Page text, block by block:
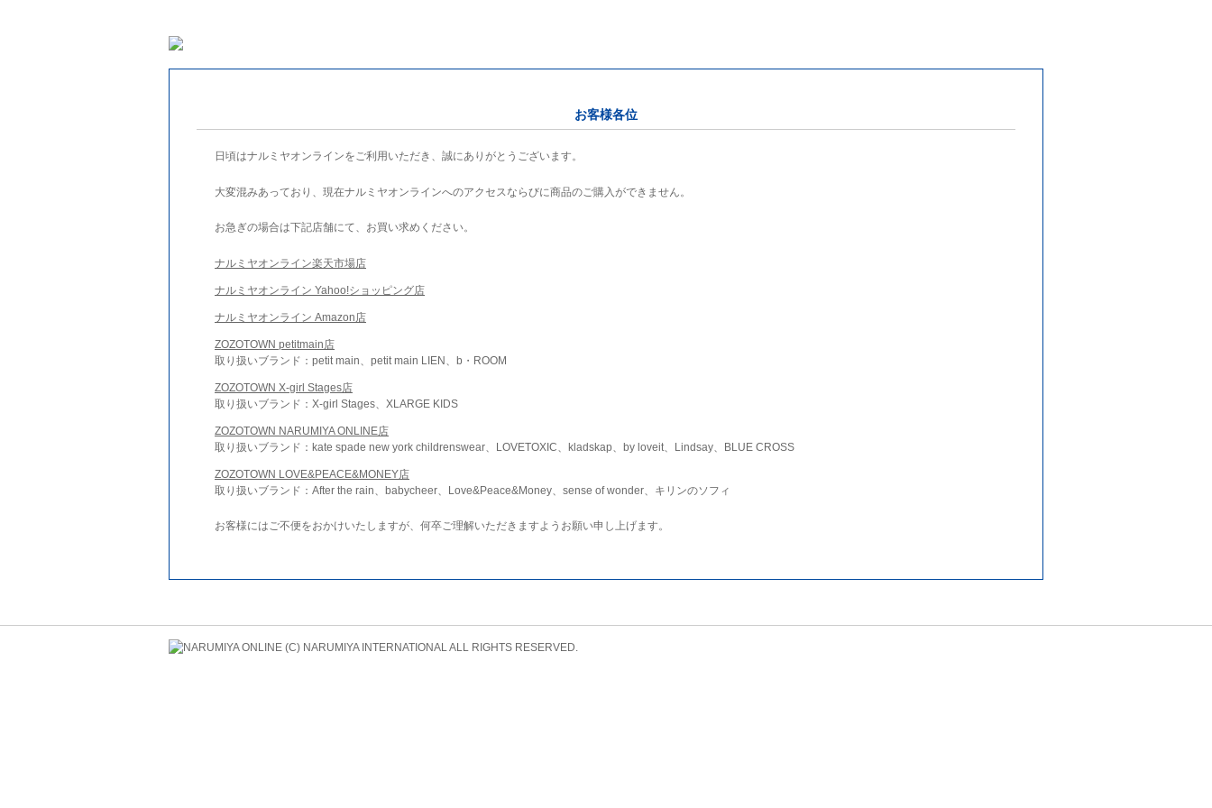
お客様各位
日頃はナルミヤオンラインをご利用いただき、誠にありがとうございます。
大変混みあっており、現在ナルミヤオンラインへのアクセスならびに商品のご購入ができません。
お急ぎの場合は下記店舗にて、お買い求めください。
ナルミヤオンライン楽天市場店
ナルミヤオンライン Yahoo!ショッピング店
ナルミヤオンライン Amazon店
ZOZOTOWN petitmain店
取り扱いブランド：petit main、petit main LIEN、b・ROOM
ZOZOTOWN X-girl Stages店
取り扱いブランド：X-girl Stages、XLARGE KIDS
ZOZOTOWN NARUMIYA ONLINE店
取り扱いブランド：kate spade new york childrenswear、LOVETOXIC、kladskap、by loveit、Lindsay、BLUE CROSS
ZOZOTOWN LOVE&PEACE&MONEY店
取り扱いブランド：After the rain、babycheer、Love&Peace&Money、sense of wonder、キリンのソフィ
お客様にはご不便をおかけいたしますが、何卒ご理解いただきますようお願い申し上げます。